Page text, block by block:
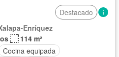
Destacado
Enríquez
114 m²
Cocina equipada